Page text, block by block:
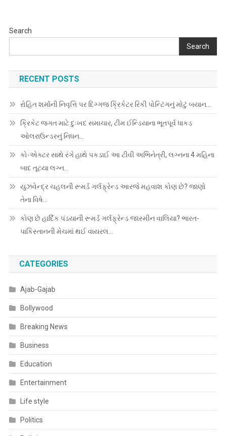
Search
Search
RECENT POSTS
રોહિત શર્માની નિવૃત્તિ પર દિગ્ગજ ક્રિકેટર રિકી પોન્ટિંગનું મોટું બયાન…
ક્રિકેટ જગત માટે દુઃખદ સમાચાર, ટીમ ઈન્ડિયાના ભૂતપૂર્વ ધાકડ
ઓલરાઉન્ડરનું નિધન…
કો-એક્ટર સાથે રંગે હાથે પકડાઈ આ ટીવી અભિનેત્રી, લગ્નના 4 મહિના
બાદ તૂટયા લગ્ન…
યુઝવેન્દ્ર ચહલની રૂમર્ડ ગર્લફ્રેન્ડ આરજે મહવાશ કોણ છે? જાણો
તેના વિષે…
કોણ છે હાર્દિક પંડયાની રૂમર્ડ ગર્લફ્રેન્ડ જાસ્મીન વાલિયા? ભારત-
પાકિસ્તાનની મેચમાં થઈ વાયરલ…
CATEGORIES
Ajab-Gajab
Bollywood
Breaking News
Business
Education
Entertainment
Life style
Politics